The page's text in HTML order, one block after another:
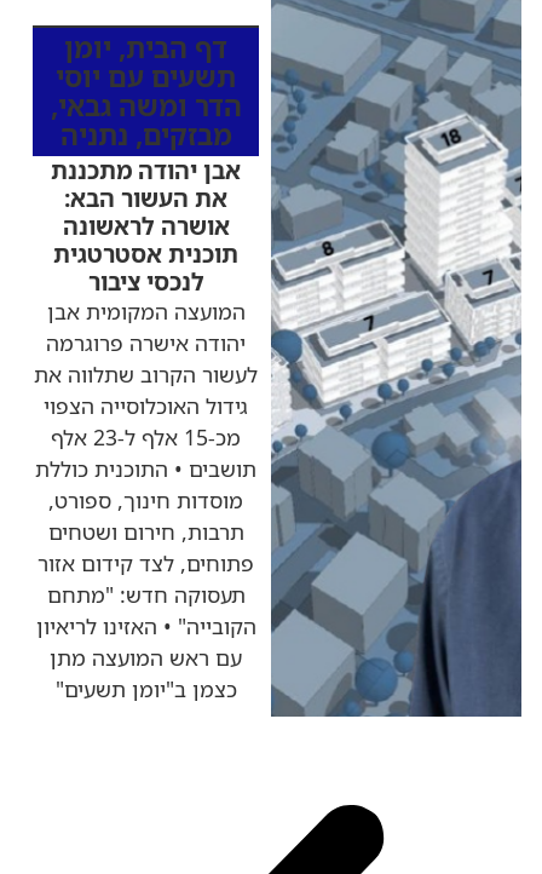
דף הבית, יומן
תשעים עם יוסי
הדר ומשה גבאי,
מבזקים, נתניה
אבן יהודה מתכננת
את העשור הבא:
אושרה לראשונה
תוכנית אסטרטגית
לנכסי ציבור
המועצה המקומית אבן
יהודה אישרה פרוגרמה
לעשור הקרוב שתלווה את
גידול האוכלוסייה הצפוי
מכ-15 אלף ל-23 אלף
תושבים • התוכנית כוללת
מוסדות חינוך, ספורט,
תרבות, חירום ושטחים
פתוחים, לצד קידום אזור
תעסוקה חדש: "מתחם
הקובייה" • האזינו לריאיון
עם ראש המועצה מתן
כצמן ב"יומן תשעים"